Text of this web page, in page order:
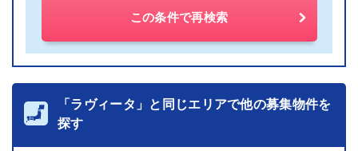
この条件で再検索
「ラヴィータ」と同じエリアで他の募集物件を
探す